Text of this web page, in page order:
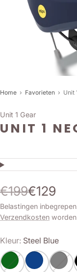
Home › Favorieten › Unit
Unit 1 Gear
UNIT 1
€199€129
Belastingen
Verzendkosten
Kleur: Steel Blue